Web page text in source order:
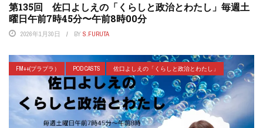
第135回 佐口よしえの「くらしと政治とわたし」毎週土
曜日午前7時45分〜午前8時00分
2026年1月30日 BY S.FURUTA
FM++(プラプラ） POD CASTS 佐口よしえの「くらしと政治とわたし」